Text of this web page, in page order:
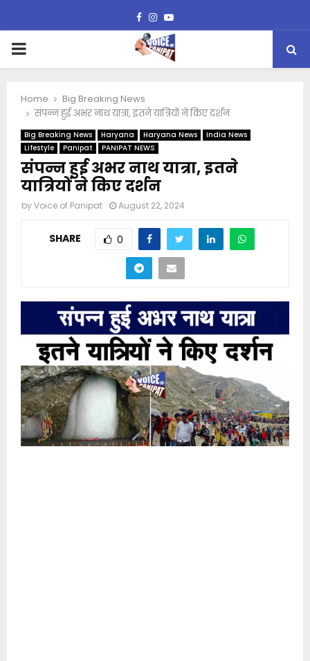
Facebook
Instagram
Youtube
PRIMARY
Home
Big Breaking News
संपन्न हुई अभर नाथ यात्रा, इतने यात्रियों ने किए दर्शन
Big Breaking News Haryana Haryana News
India News
Lifestyle
Panipat PANIPAT NEWS
संपन्न हुई अभर नाथ यात्रा, इतने
यात्रियों ने किए दर्शन
byVoice of Panipat August 22, 2024
SHARE 0